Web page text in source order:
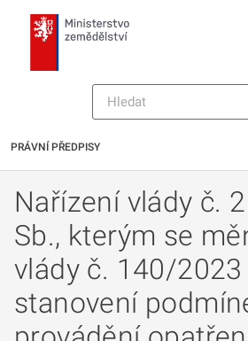
PRÁVNÍ PŘEDPISY
Nařízení vlády č.
Sb., kterým se
vlády č. 140/2023
stanovení